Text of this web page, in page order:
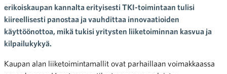
erikoiskaupan kannalta erityisesti TKI-toimintaan tulisi
kiireellisesti panostaa ja vauhdittaa innovaatioiden
käyttöönottoa, mikä tukisi yritysten liiketoiminnan kasvua ja
kilpailukykyä.
Kaupan alan liiketoimintamallit ovat parhaillaan voimakkaassa